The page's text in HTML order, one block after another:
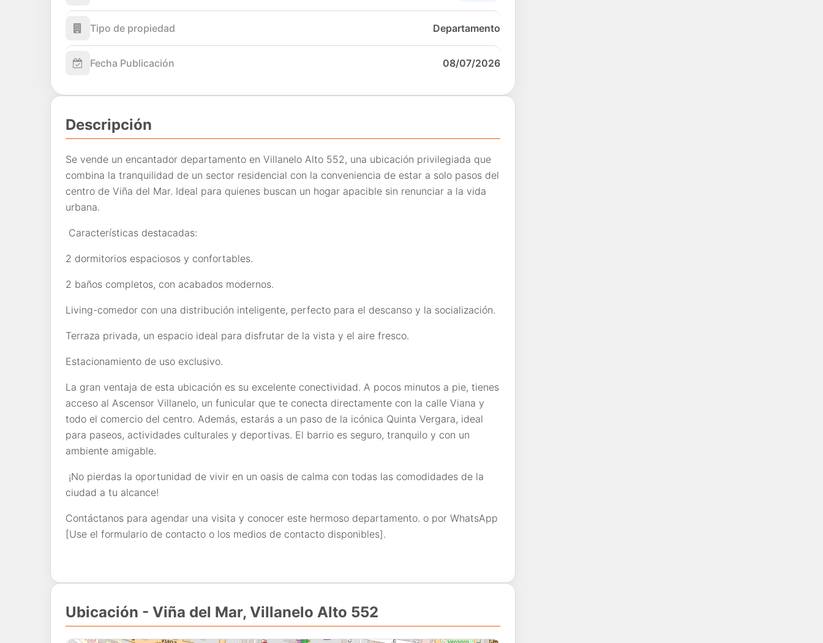
Tipo de propiedad Departamento
Fecha Publicación 08/07/2026
Descripción
Se vende un encantador departamento en Villanelo Alto 552, una ubicación privilegiada que
combina la tranquilidad de un sector residencial con la conveniencia de estar a solo pasos del
centro de Viña del Mar. Ideal para quienes buscan un hogar apacible sin renunciar a la vida
urbana.
Características destacadas:
2 dormitorios espaciosos y confortables.
2 baños completos, con acabados modernos.
Living-comedor con una distribución inteligente, perfecto para el descanso y la socialización.
Terraza privada, un espacio ideal para disfrutar de la vista y el aire fresco.
Estacionamiento de uso exclusivo.
La gran ventaja de esta ubicación es su excelente conectividad. A pocos minutos a pie, tienes
acceso al Ascensor Villanelo, un funicular que te conecta directamente con la calle Viana y
todo el comercio del centro. Además, estarás a un paso de la icónica Quinta Vergara, ideal
para paseos, actividades culturales y deportivas. El barrio es seguro, tranquilo y con un
ambiente amigable.
¡No pierdas la oportunidad de vivir en un oasis de calma con todas las comodidades de la
ciudad a tu alcance!
Contáctanos para agendar una visita y conocer este hermoso departamento. o por WhatsApp
[Use el formulario de contacto o los medios de contacto disponibles].
Ubicación - Viña del Mar, Villanelo Alto 552